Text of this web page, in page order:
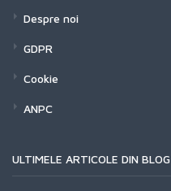
Despre noi
GDPR
Cookie
ANPC
ULTIMELE ARTICOLE DIN BLOG